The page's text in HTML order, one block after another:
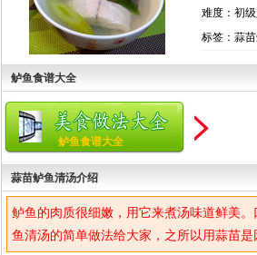
难度：初
标签：蒜
鲈鱼食谱大全
鲈鱼食谱大全
蒜苗鲈鱼清汤介绍
鲈鱼的肉质很细嫩，用它来煮汤味道鲜美
鱼清汤的简单做法给大家，之所以用蒜苗